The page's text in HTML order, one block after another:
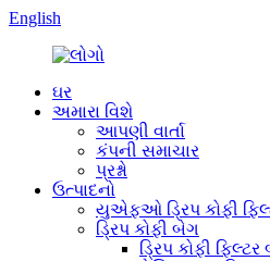
English
ઘર
અમારા વિશે
આપણી વાર્તા
કંપની સમાચાર
પ્રશ્નો
ઉત્પાદનો
યુએફઓ ડ્રિપ કોફી
ડ્રિપ કોફી બેગ
ડ્રિપ કોફી